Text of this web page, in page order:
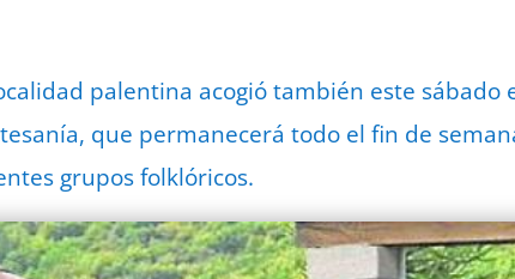
palentina acogió también este sábado
que permanecerá todo el fin de
grupos folklóricos.